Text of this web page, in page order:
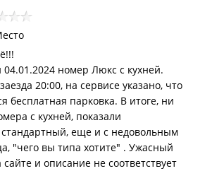
номер Люкс с кухней.
20:00, на сервисе указано, что
бесплатная парковка. В итоге, ни
с кухней, показали
еще и с недовольным
"чего вы типа хотите" . Ужасный
и описание не соответствует